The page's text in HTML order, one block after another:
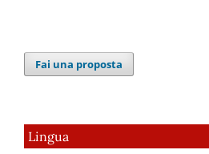
Fai una proposta
Lingua